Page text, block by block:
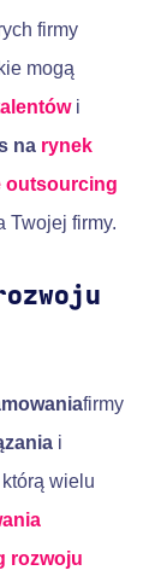
firmy
mogą
i
na rynek
outsourcing
Twojej firmy.
firmy
i
wielu
rozwoju